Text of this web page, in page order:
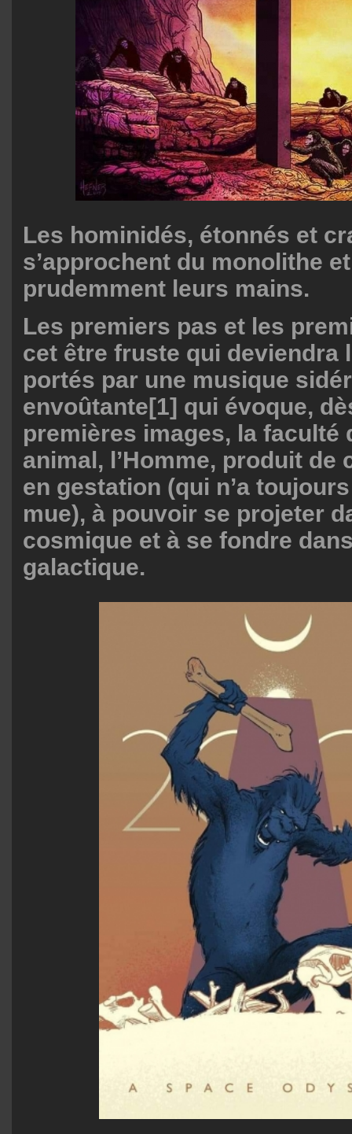
Les hominidés, étonnés et
s’approchent du monolithe
prudemment leurs mains.
Les premiers pas et les
cet être fruste qui deviendra
portés par une musique
envoûtante[1] qui évoque,
premières images, la faculté
animal, l’Homme, produit de
en gestation (qui n’a
mue), à pouvoir se projeter
cosmique et à se fondre
galactique.